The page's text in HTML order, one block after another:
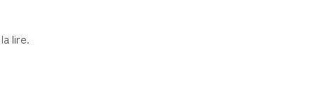
lire.